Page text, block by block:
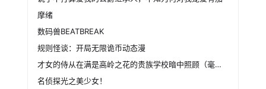
摩绪
数码兽BEATBREAK
规则怪谈：开局无限诡币动态漫
才女的侍从在满是高岭之花的贵族学校暗中照顾（毫无生活自理能力的）学院第一大小姐
名侦探光之美少女！